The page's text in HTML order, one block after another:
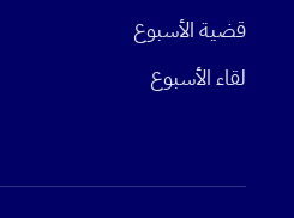
قضية الأسبوع
لقاء الأسبوع